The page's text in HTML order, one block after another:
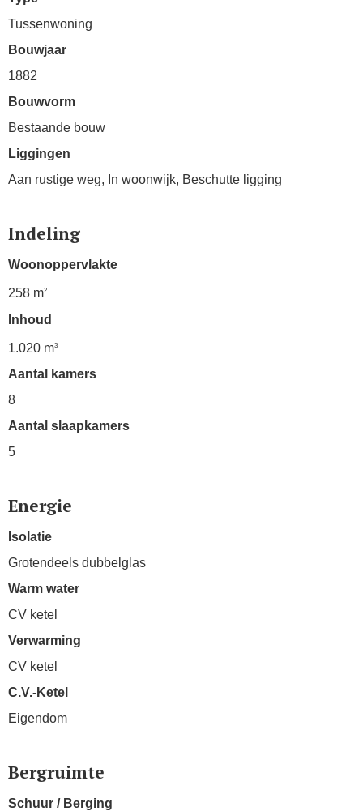
Tussenwoning
Bouwjaar
1882
Bouwvorm
Bestaande bouw
Liggingen
Aan rustige weg, In woonwijk, Beschutte ligging
Indeling
Woonoppervlakte
258 m2
Inhoud
1.020 m3
Aantal kamers
8
Aantal slaapkamers
5
Energie
Isolatie
Grotendeels dubbelglas
Warm water
CV ketel
Verwarming
CV ketel
C.V.-Ketel
Eigendom
Bergruimte
Schuur / Berging